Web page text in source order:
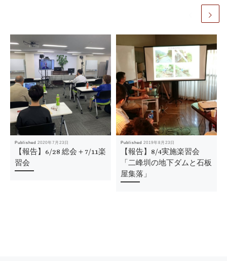
Published2020年7月23日
【報告】6/28 総会＋7/11楽
習会
Published2019年8月23日
【報告】8/4実施楽習会
「二峰圳の地下ダムと石板
屋集落」